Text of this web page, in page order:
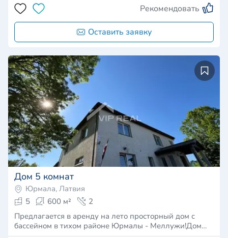
Рекомендовать
Оставить заявку
Дом 5 комнат
Юрмала, Латвия
5
600 м²
2
Предлагается в аренду на лето просторный дом с
бассейном в тихом районе Юрмалы - Меллужи!Дом…